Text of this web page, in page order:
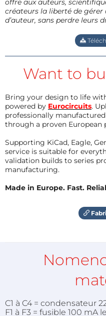
offre aux auteurs,
créateurs la liberté de gérer
d’auteur, sans perdre leurs
Want to
Bring your design to life
powered by Eurocircuits.
professionally
through a proven
Supporting KiCad, Eagle,
service is suitable for
validation builds to series
manufacturing.
Made in Europe. Fast.
C1 à C4 = condensateur
F1 à F3 = fusible 100 mA